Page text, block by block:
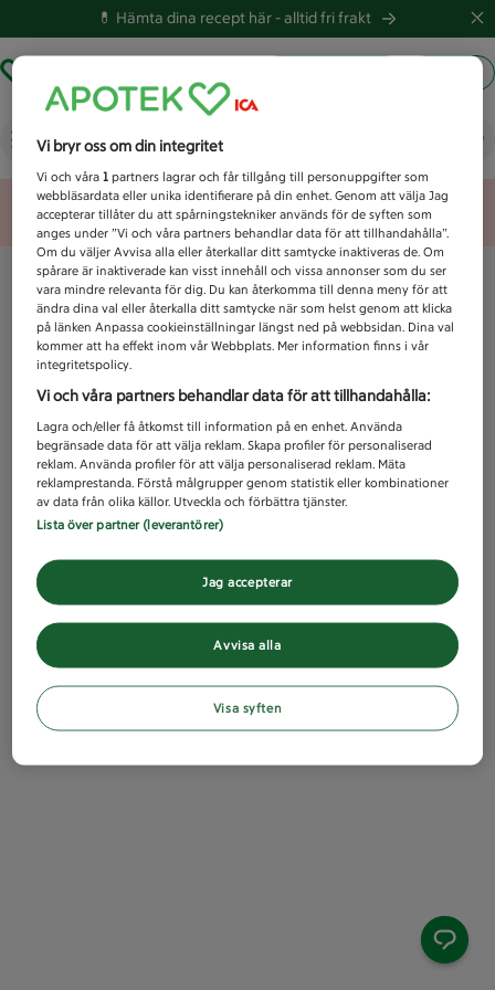
💊 Hämta dina recept här -alltid fri frakt
Vad letar du efter idag?
Unknown error
Vi bryr oss om din integritet
Vi och våra1 partners lagrar och får tillgång till personuppgifter som
webbläsardata eller unika identifierare på din enhet. Genom att välja Jag
accepterar tillåter du att spårningstekniker används för de syften som
anges under ”Vi och våra partners behandlar data för att tillhandahålla”.
Om du väljer Avvisa alla eller återkallar ditt samtycke inaktiveras de. Om
spårare är inaktiverade kan visst innehåll och vissa annonser som du ser
vara mindre relevanta för dig. Du kan återkomma till denna meny för att
ändra dina val eller återkalla ditt samtycke när som helst genom att klicka
på länken Anpassa cookieinställningar längst ned på webbsidan. Dina val
kommer att ha effekt inom vår Webbplats. Mer information finns i vår
integritetspolicy.
Vi och våra partners behandlar data för att tillhandahålla:
Lagra och/eller få åtkomst till information på en enhet. Använda
begränsade data för att välja reklam. Skapa profiler för personaliserad
reklam. Använda profiler för att välja personaliserad reklam. Mäta
reklamprestanda. Förstå målgrupper genom statistik eller kombinationer
av data från olika källor. Utveckla och förbättra tjänster.
Lista över partner (leverantörer)
Avvisa alla
Jag accepterar
Visa syften